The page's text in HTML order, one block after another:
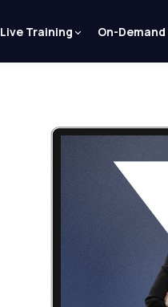
Live Training On-Demand